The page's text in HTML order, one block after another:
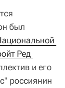
был
Ред
и его
россиянин